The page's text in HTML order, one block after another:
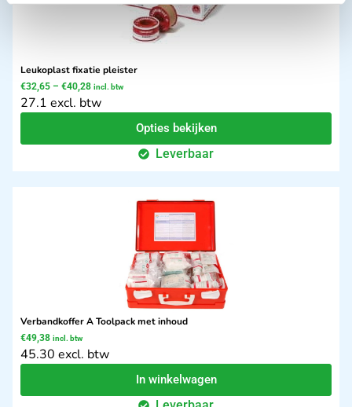
Leukoplast fixatie pleister
€32,65 – €40,28 incl. btw
27.1 excl. btw
Opties bekijken
Leverbaar
Verbandkoffer A Toolpack met inhoud
€49,38 incl. btw
45.30 excl. btw
In winkelwagen